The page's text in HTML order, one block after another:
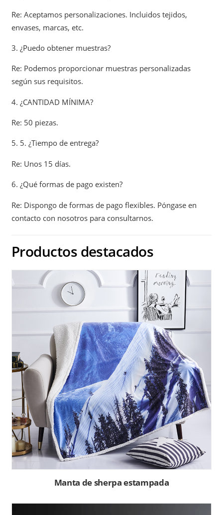
Re: Aceptamos personalizaciones. Incluidos tejidos,
envases, marcas, etc.
3. ¿Puedo obtener muestras?
Re: Podemos proporcionar muestras personalizadas
según sus requisitos.
4. ¿CANTIDAD MÍNIMA?
Re: 50 piezas.
5. 5. ¿Tiempo de entrega?
Re: Unos 15 días.
6. ¿Qué formas de pago existen?
Re: Dispongo de formas de pago flexibles. Póngase en
contacto con nosotros para consultarnos.
Productos destacados
Manta de sherpa estampada